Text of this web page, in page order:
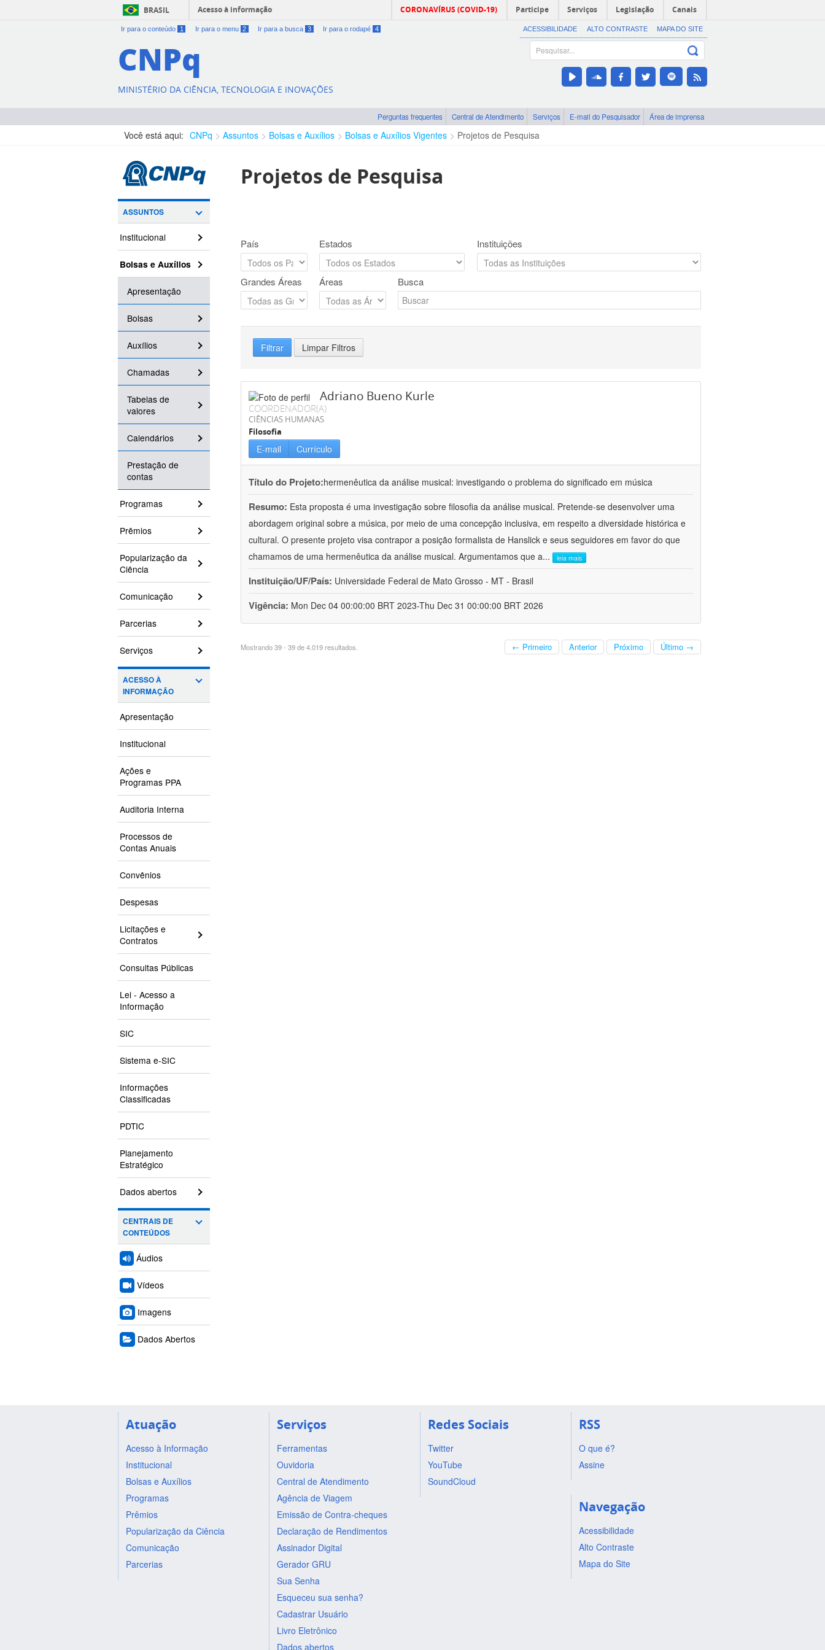
BRASIL Acesso à informação CORONAVÍRUS (COVID-19) Participe Serviços Legislação Canais
Ir para o conteúdo 1 Ir para o menu 2 Ir para a busca 3 Ir para o rodapé 4 ACESSIBILIDADE ALTO CONTRASTE MAPA DO SITE
CNPq
MINISTÉRIO DA CIÊNCIA, TECNOLOGIA E INOVAÇÕES
Perguntas frequentes Central de Atendimento Serviços E-mail do Pesquisador Área de imprensa
Você está aqui: CNPq Assuntos Bolsas e Auxílios Bolsas e Auxílios Vigentes Projetos de Pesquisa
ASSUNTOS
Institucional
Bolsas e Auxílios
Apresentação
Bolsas
Auxílios
Chamadas
Tabelas de
valores
Calendários
Prestação de
contas
Programas
Prêmios
Popularização da
Ciência
Comunicação
Parcerias
Serviços
ACESSO À
INFORMAÇÃO
Apresentação
Institucional
Ações e
Programas PPA
Auditoria Interna
Processos de
Contas Anuais
Convênios
Despesas
Licitações e
Contratos
Consultas Públicas
Lei - Acesso a
Informação
SIC
Sistema e-SIC
Informações
Classificadas
PDTIC
Planejamento
Estratégico
Dados abertos
CENTRAIS DE
CONTEÚDOS
Áudios
Vídeos
Imagens
Dados Abertos
Projetos de Pesquisa
País Estados Instituições
Grandes Áreas Áreas Busca
Filtrar Limpar Filtros
Adriano Bueno Kurle
COORDENADOR(A)
CIÊNCIAS HUMANAS
Filosofia
E-mail Currículo
Título do Projeto:hermenêutica da análise musical: investigando o problema do significado em música
Resumo: Esta proposta é uma investigação sobre filosofia da análise musical. Pretende-se desenvolver uma
abordagem original sobre a música, por meio de uma concepção inclusiva, em respeito a diversidade histórica e
cultural. O presente projeto visa contrapor a posição formalista de Hanslick e seus seguidores em favor do que
chamamos de uma hermenêutica da análise musical. Argumentamos que a... leia mais
Instituição/UF/País: Universidade Federal de Mato Grosso - MT - Brasil
Vigência: Mon Dec 04 00:00:00 BRT 2023-Thu Dec 31 00:00:00 BRT 2026
Mostrando 39 - 39 de 4.019 resultados. ← Primeiro Anterior Próximo Último →
Atuação
Acesso à Informação
Institucional
Bolsas e Auxílios
Programas
Prêmios
Popularização da Ciência
Comunicação
Parcerias
Serviços
Ferramentas
Ouvidoria
Central de Atendimento
Agência de Viagem
Emissão de Contra-cheques
Declaração de Rendimentos
Assinador Digital
Gerador GRU
Sua Senha
Esqueceu sua senha?
Cadastrar Usuário
Livro Eletrônico
Dados abertos
Redes Sociais
Twitter
YouTube
SoundCloud
RSS
O que é?
Assine
Navegação
Acessibilidade
Alto Contraste
Mapa do Site